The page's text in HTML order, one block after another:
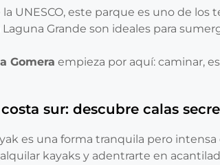
UNESCO, este parque es uno de los
Laguna Grande son ideales para
Gomera empieza por aquí: caminar,
sur: descubre calas
es una forma tranquila pero
kayaks y adentrarte en